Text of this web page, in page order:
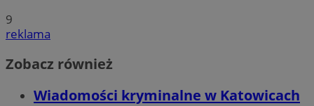
9
reklama
Zobacz również
Wiadomości kryminalne w Katowicach